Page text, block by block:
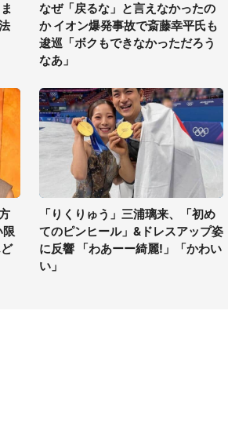
なぜ「戻るな」と言えなかったの
か イオン爆発事故で斎藤幸平氏も
逡巡「ボクもできなかっただろう
なあ」
限
「りくりゅう」三浦璃来、「初め
てのピンヒール」&ドレスアップ姿
に反響 「わあーー綺麗!」「かわい
い」